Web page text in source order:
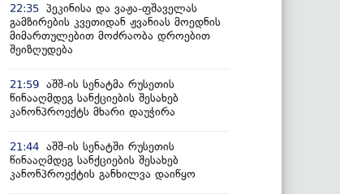
22:35 პეკინისა და ვაჟა-ფშაველას
გამზირების კვეთიდან ჟვანიას მოედნის
მიმართულებით მოძრაობა დროებით
შეიზღუდება
21:59 აშშ-ის სენატმა რუსეთის
წინააღმდეგ სანქციების შესახებ
კანონპროექტს მხარი დაუჭირა
21:44 აშშ-ის სენატში რუსეთის
წინააღმდეგ სანქციების შესახებ
კანონპროექტის განხილვა დაიწყო